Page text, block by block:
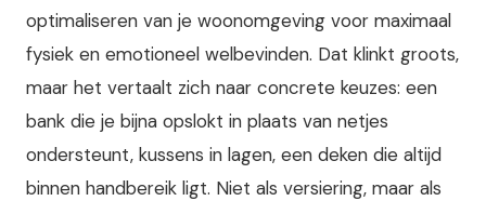
optimaliseren van je woonomgeving voor maximaal
fysiek en emotioneel welbevinden. Dat klinkt groots,
maar het vertaalt zich naar concrete keuzes: een
bank die je bijna opslokt in plaats van netjes
ondersteunt, kussens in lagen, een deken die altijd
binnen handbereik ligt. Niet als versiering, maar als